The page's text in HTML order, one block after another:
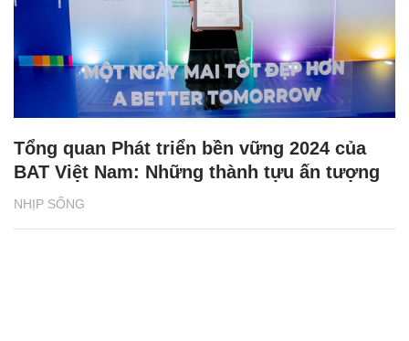
NHỊP SỐNG
Tổng quan Phát triển bền vững 2024 của
BAT Việt Nam: Những thành tựu ấn tượng